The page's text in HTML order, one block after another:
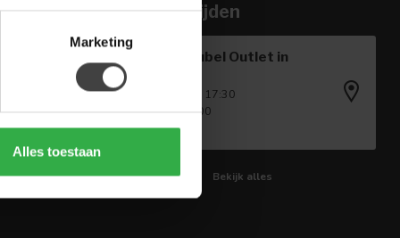
Marketing
Alles toestaan
Openingstijden
Houten Meubel Outlet in
Winkel
Ma - Vr: 09:00 - 17:30
Za: 09:00 - 17:00
Zo: Gesloten
Bekijk alles